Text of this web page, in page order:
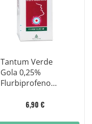
Tantum Verde
Gola 0,25%
Flurbiprofeno
Antiinflamatorio
6,90 €